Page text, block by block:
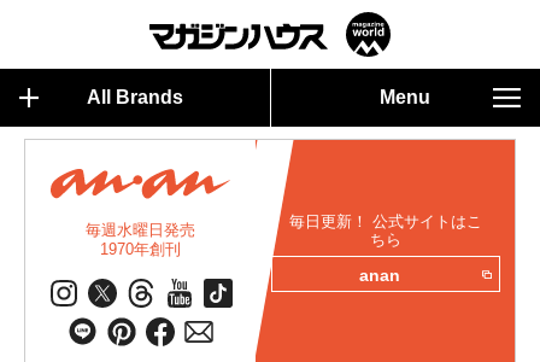
All Brands Menu
毎週水曜日発売
1970年創刊
毎日更新！ 公式サイトはこ
ちら
anan